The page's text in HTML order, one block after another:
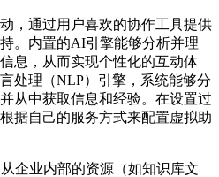
，通过用户喜欢的协作工具提供
。内置的AI引擎能够分析并理
息，从而实现个性化的互动体
处理（NLP）引擎，系统能够分
从中获取信息和经验。在设置过
据自己的服务方式来配置虚拟助
企业内部的资源（如知识库文